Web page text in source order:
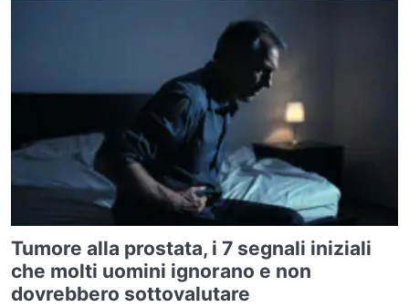
Tumore alla prostata, i 7 segnali iniziali
che molti uomini ignorano e non
dovrebbero sottovalutare